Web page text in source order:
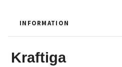
INFORMATION
Kraftiga